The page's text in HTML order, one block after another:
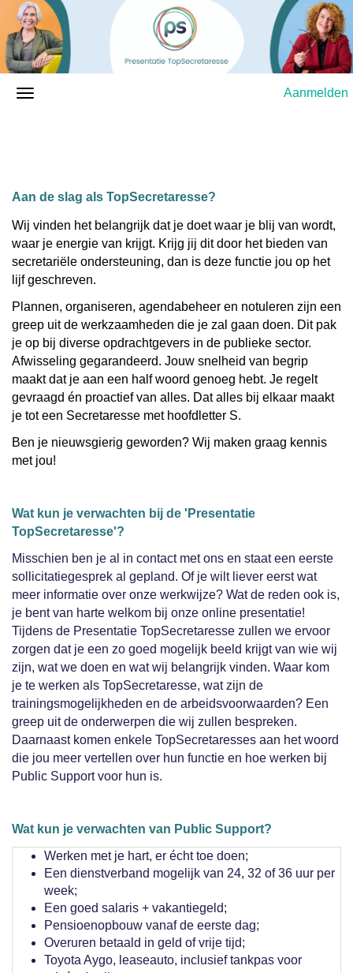
Aanmelden
Aan de slag als TopSecretaresse?
Wij vinden het belangrijk dat je doet waar je blij van wordt,
waar je energie van krijgt. Krijg jij dit door het bieden van
secretariële ondersteuning, dan is deze functie jou op het
lijf geschreven.
Plannen, organiseren, agendabeheer en notuleren zijn een
greep uit de werkzaamheden die je zal gaan doen. Dit pak
je op bij diverse opdrachtgevers in de publieke sector.
Afwisseling gegarandeerd. Jouw snelheid van begrip
maakt dat je aan een half woord genoeg hebt. Je regelt
gevraagd én proactief van alles. Dat alles bij elkaar maakt
je tot een Secretaresse met hoofdletter S.
Ben je nieuwsgierig geworden? Wij maken graag kennis
met jou!
Wat kun je verwachten bij de 'Presentatie
TopSecretaresse'?
Misschien ben je al in contact met ons en staat een eerste
sollicitatiegesprek al gepland. Of je wilt liever eerst wat
meer informatie over onze werkwijze? Wat de reden ook is,
je bent van harte welkom bij onze online presentatie!
Tijdens de Presentatie TopSecretaresse zullen we ervoor
zorgen dat je een zo goed mogelijk beeld krijgt van wie wij
zijn, wat we doen en wat wij belangrijk vinden. Waar kom
je te werken als TopSecretaresse, wat zijn de
trainingsmogelijkheden en de arbeidsvoorwaarden? Een
greep uit de onderwerpen die wij zullen bespreken.
Daarnaast komen enkele TopSecretaresses aan het woord
die jou meer vertellen over hun functie en hoe werken bij
Public Support voor hun is.
Wat kun je verwachten van Public Support?
Werken met je hart, er écht toe doen;
Een dienstverband mogelijk van 24, 32 of 36 uur per
week;
Een goed salaris + vakantiegeld;
Pensioenopbouw vanaf de eerste dag;
Overuren betaald in geld of vrije tijd;
Toyota Aygo, leaseauto, inclusief tankpas voor